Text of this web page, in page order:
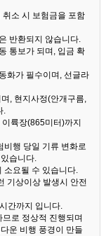
소 시 보험금을 포함
반환되지 않습니다.
통보가 되며, 입금 확
화가 필수이며, 선글라
, 현지사정(안개구름,
.
륙장(865미터)까지
비행 당일 기류 변화로
습니다.
소요될 수 있습니다.
기상이상 발생시 안전
간까지 입니다.
로 정상적 진행되며
운 비행 풍경이 만들